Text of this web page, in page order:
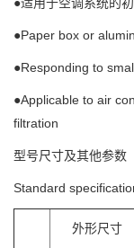
●Paper box or
●Responding to
●Applicable to air
filtration
型号尺寸及其他参数
Standard
外形尺寸